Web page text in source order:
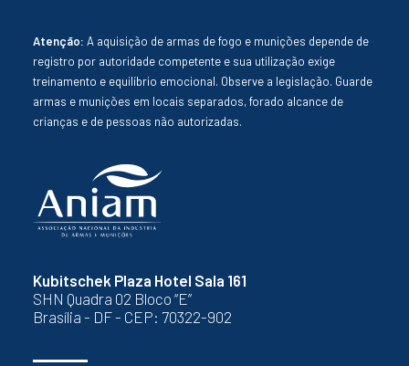
Kubitschek Plaza Hotel Sala 161
SHN Quadra 02 Bloco “E”
Brasília - DF - CEP: 70322-902
Atenção: A aquisição de armas de fogo e munições depende de
registro por autoridade competente e sua utilização exige
treinamento e equilíbrio emocional. Observe a legislação. Guarde
armas e munições em locais separados, forado alcance de
crianças e de pessoas não autorizadas.